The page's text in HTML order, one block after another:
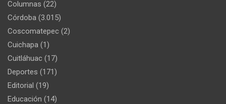
Columnas (22)
Córdoba (3.015)
Coscomatepec (2)
Cuichapa (1)
Cuitláhuac (17)
Deportes (171)
Editorial (19)
Educación (14)